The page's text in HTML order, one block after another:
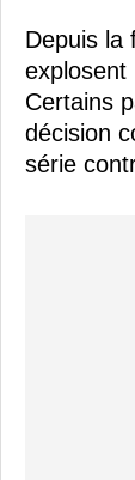
Depuis la
explosent
Certains
décision
série